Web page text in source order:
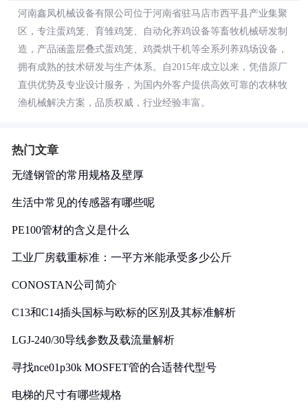
河南鑫凤机械设备有限公司位于河南省驻马店市西平县产业集聚
区，专注蛋鸡笼、育雏鸡笼、自动化养鸡设备等畜牧机械研发制
造，产品涵盖层叠式蛋鸡笼、鸡粪烘干机等全系列养鸡场设备，
拥有成熟的技术研发与生产体系。自2015年成立以来，凭借原厂
直供优势及专业设计服务，为国内外客户提供高效可靠的农林牧
渔机械解决方案，品质权威，行业经验丰富。
热门文章
无缝钢管的常用规格及壁厚
生活中常见的传感器有哪些呢
PE100管材的含义是什么
工业厂房载重标准：一平方米能承受多少公斤
CONOSTAN公司简介
C13和C14插头国标与欧标的区别及其标准解析
LGJ-240/30导线参数及载流量解析
寻找nce01p30k MOSFET管的合适替代型号
电梯的尺寸有哪些规格